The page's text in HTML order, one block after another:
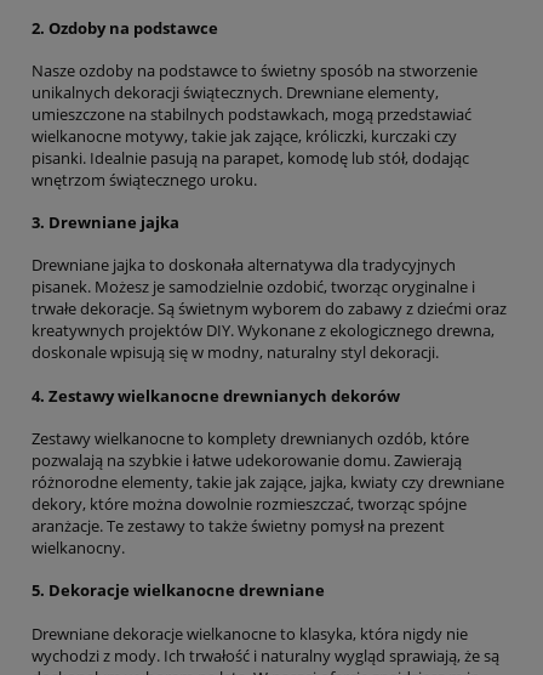
2. Ozdoby na podstawce
Nasze ozdoby na podstawce to świetny sposób na stworzenie
unikalnych dekoracji świątecznych. Drewniane elementy,
umieszczone na stabilnych podstawkach, mogą przedstawiać
wielkanocne motywy, takie jak zające, króliczki, kurczaki czy
pisanki. Idealnie pasują na parapet, komodę lub stół, dodając
wnętrzom świątecznego uroku.
3. Drewniane jajka
Drewniane jajka to doskonała alternatywa dla tradycyjnych
pisanek. Możesz je samodzielnie ozdobić, tworząc oryginalne i
trwałe dekoracje. Są świetnym wyborem do zabawy z dziećmi oraz
kreatywnych projektów DIY. Wykonane z ekologicznego drewna,
doskonale wpisują się w modny, naturalny styl dekoracji.
4. Zestawy wielkanocne drewnianych dekorów
Zestawy wielkanocne to komplety drewnianych ozdób, które
pozwalają na szybkie i łatwe udekorowanie domu. Zawierają
różnorodne elementy, takie jak zające, jajka, kwiaty czy drewniane
dekory, które można dowolnie rozmieszczać, tworząc spójne
aranżacje. Te zestawy to także świetny pomysł na prezent
wielkanocny.
5. Dekoracje wielkanocne drewniane
Drewniane dekoracje wielkanocne to klasyka, która nigdy nie
wychodzi z mody. Ich trwałość i naturalny wygląd sprawiają, że są